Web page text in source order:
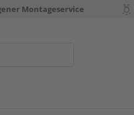
Montageservice